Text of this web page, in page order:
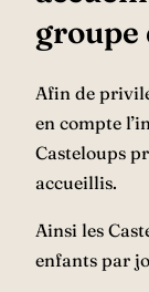
groupe
Afin de
en compte
Casteloups
accueillis.
Ainsi les
enfants par